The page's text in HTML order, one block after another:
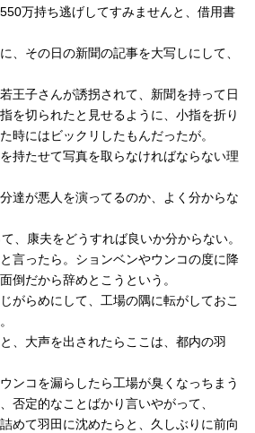
万持ち逃げしてすみませんと、借用書
、その日の新聞の記事を大写しにして、
王子さんが誘拐されて、新聞を持って日
を切られたと見せるように、小指を折り
時にはビックリしたもんだったが。
持たせて写真を取らなければならない理
達が悪人を演ってるのか、よく分からな
、康夫をどうすれば良いか分からない。
言ったら。ションベンやウンコの度に降
倒だから辞めとこうという。
がらめにして、工場の隅に転がしておこ
、大声を出されたらここは、都内の羽
ンコを漏らしたら工場が臭くなっちまう
否定的なことばかり言いやがって、
めて羽田に沈めたらと、久しぶりに前向